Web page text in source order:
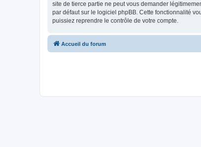
site de tierce partie ne peut vous demander
par défaut sur le logiciel phpBB. Cette fonctionnalité
puissiez reprendre le contrôle de votre compte.
Accueil du forum